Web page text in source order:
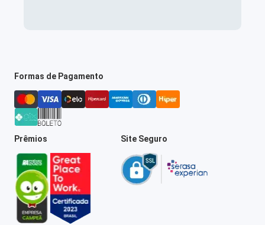
Formas de Pagamento
Prêmios Site Seguro